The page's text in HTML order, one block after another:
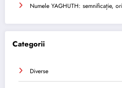
Numele YAGHUTH: semnificație,
Categorii
Diverse